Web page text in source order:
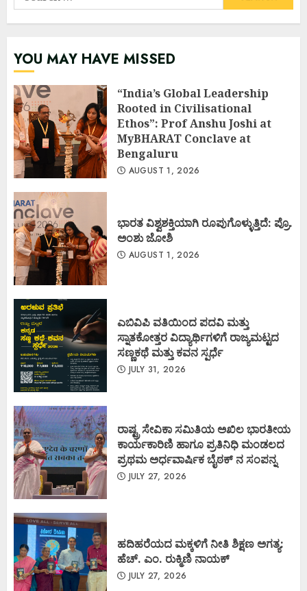
for:
YOU MAY HAVE MISSED
“India’s Global Leadership
Rooted in Civilisational
Ethos”: Prof Anshu Joshi at
MyBHARAT Conclave at
Bengaluru
AUGUST 1, 2026
ಭಾರತ ವಿಶ್ವಶಕ್ತಿಯಾಗಿ ರೂಪುಗೊಳ್ಳುತ್ತಿದೆ: ಪ್ರೊ.
ಅಂಶು ಜೋಶಿ
AUGUST 1, 2026
ಎಬಿವಿಪಿ ವತಿಯಿಂದ ಪದವಿ ಮತ್ತು
ಸ್ನಾತಕೋತ್ತರ ವಿದ್ಯಾರ್ಥಿಗಳಿಗೆ ರಾಜ್ಯಮಟ್ಟದ
ಸಣ್ಣಕಥೆ ಮತ್ತು ಕವನ ಸ್ಪರ್ಧೆ
JULY 31, 2026
ರಾಷ್ಟ್ರ ಸೇವಿಕಾ ಸಮಿತಿಯ ಅಖಿಲ ಭಾರತೀಯ
ಕಾರ್ಯಕಾರಿಣಿ ಹಾಗೂ ಪ್ರತಿನಿಧಿ ಮಂಡಲದ
ಪ್ರಥಮ ಅರ್ಧವಾರ್ಷಿಕ ಬೈಠಕ್ ನ ಸಂಪನ್ನ
JULY 27, 2026
ಹದಿಹರೆಯದ ಮಕ್ಕಳಿಗೆ ನೀತಿ ಶಿಕ್ಷಣ ಅಗತ್ಯ:
ಹೆಚ್. ಎಂ. ರುಕ್ಮಿಣಿ ನಾಯಕ್
JULY 27, 2026